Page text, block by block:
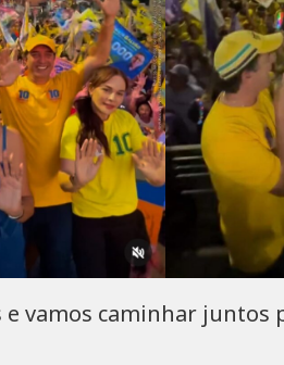
vamos caminhar